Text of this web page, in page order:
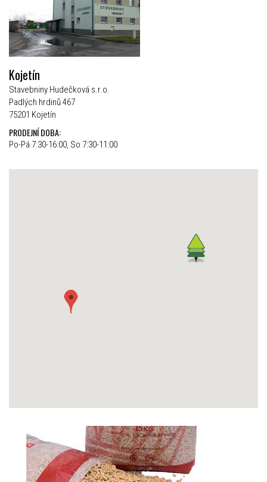
Kojetín
Stavebniny Hudečková s.r.o.
Padlých hrdinů 467
75201 Kojetín
PRODEJNÍ DOBA:
Po-Pá 7:30-16:00, So 7:30-11:00